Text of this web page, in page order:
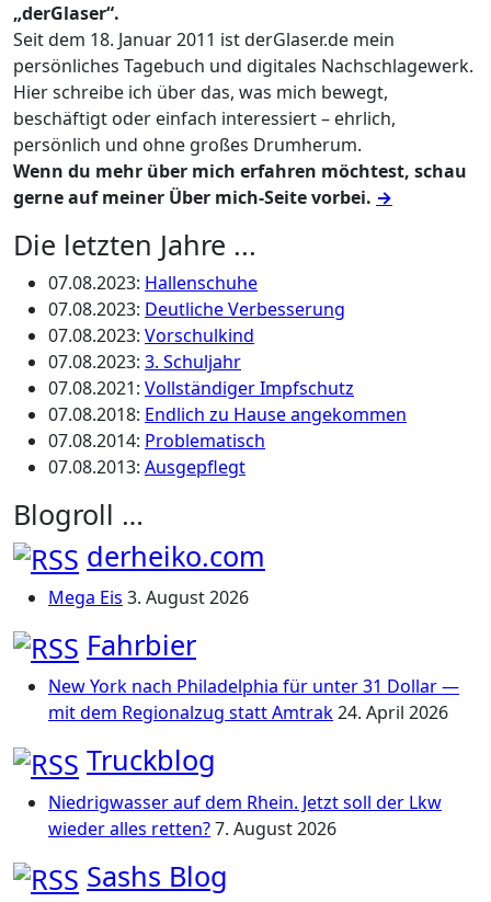
„derGlaser“.
Seit dem 18. Januar 2011 ist derGlaser.de mein
persönliches Tagebuch und digitales Nachschlagewerk.
Hier schreibe ich über das, was mich bewegt,
beschäftigt oder einfach interessiert – ehrlich,
persönlich und ohne großes Drumherum.
Wenn du mehr über mich erfahren möchtest, schau
gerne auf meiner Über mich-Seite vorbei. →
Die letzten Jahre ...
07.08.2023: Hallenschuhe
07.08.2023: Deutliche Verbesserung
07.08.2023: Vorschulkind
07.08.2023: 3. Schuljahr
07.08.2021: Vollständiger Impfschutz
07.08.2018: Endlich zu Hause angekommen
07.08.2014: Problematisch
07.08.2013: Ausgepflegt
Blogroll …
derheiko.com
Mega Eis 3. August 2026
Fahrbier
New York nach Philadelphia für unter 31 Dollar —
mit dem Regionalzug statt Amtrak24. April 2026
Truckblog
Niedrigwasser auf dem Rhein. Jetzt soll der Lkw
wieder alles retten?7. August 2026
Sashs Blog